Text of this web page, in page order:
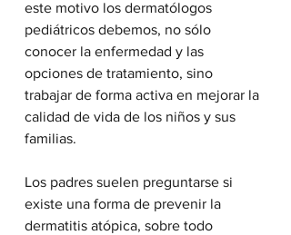
este motivo los dermatólogos
pediátricos debemos, no sólo
conocer la enfermedad y las
opciones de tratamiento, sino
trabajar de forma activa en mejorar la
calidad de vida de los niños y sus
familias.
Los padres suelen preguntarse si
existe una forma de prevenir la
dermatitis atópica, sobre todo